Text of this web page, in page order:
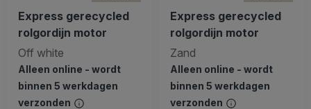
Express gerecycled
rolgordijn motor
Off white
Alleen online - wordt
binnen 5 werkdagen
verzonden
Express gerecycled
rolgordijn motor
Zand
Alleen online - wordt
binnen 5 werkdagen
verzonden